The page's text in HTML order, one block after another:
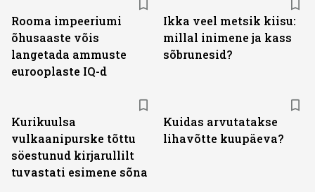
Rooma impeeriumi
õhusaaste võis
langetada ammuste
eurooplaste IQ-d
Ikka veel metsik kiisu:
millal inimene ja kass
sõbrunesid?
Kurikuulsa
vulkaanipurske tõttu
söestunud kirjarullilt
tuvastati esimene sõna
Kuidas arvutatakse
lihavõtte kuupäeva?